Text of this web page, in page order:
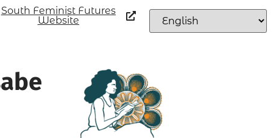
South Feminist Futures
Website